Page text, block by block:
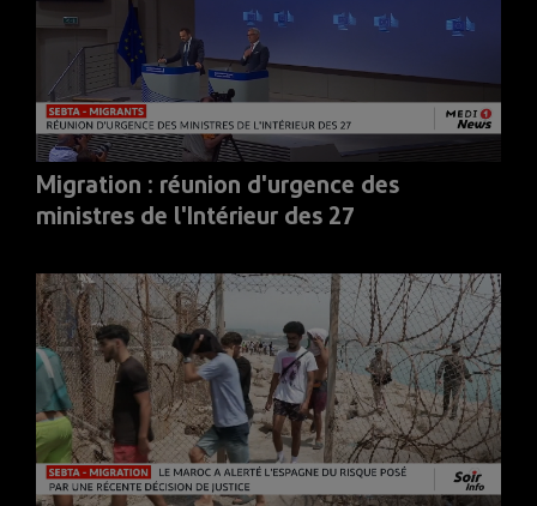
Migration : réunion d'urgence des
ministres de l'Intérieur des 27